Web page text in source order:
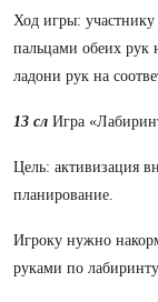
Ход игры: участнику
пальцами обеих рук
ладони рук на
13 сл Игра
Цель: активизация
планирование.
Игроку нужно
руками по